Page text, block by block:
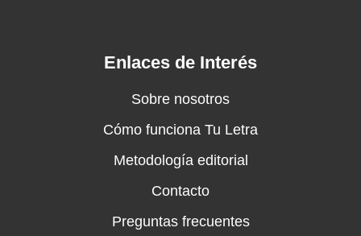
Enlaces de Interés
Sobre nosotros
Cómo funciona Tu Letra
Metodología editorial
Contacto
Preguntas frecuentes